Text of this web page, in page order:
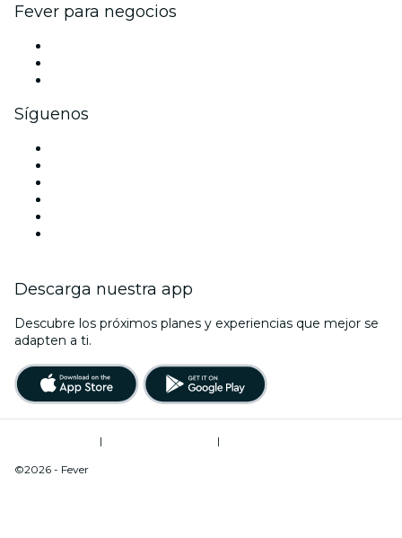
Fever para negocios
Síguenos
Descarga nuestra app
Descubre los próximos planes y experiencias que mejor se
adapten a ti.
|
|
©2026 - Fever